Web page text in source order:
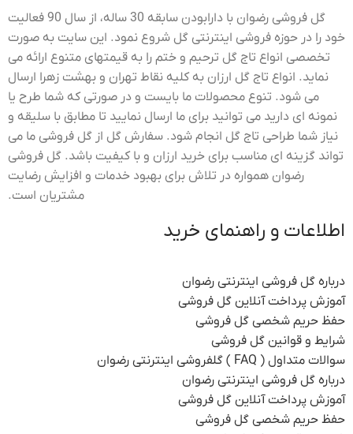
گل فروشی رضوان با دارابودن سابقه 30 ساله، از سال 90 فعالیت
خود را در حوزه فروشی اینترنتی گل شروع نمود. این سایت به صورت
تخصصی انواع تاج گل ترحیم و ختم را به قیمتهای متنوع ارائه می
نماید. انواع تاج گل ارزان به کلیه نقاط تهران و بهشت زهرا ارسال
می شود. تنوع محصولات ما بایست و در صورتی که شما طرح یا
نمونه ای دارید می توانید برای ما ارسال نمایید تا مطابق با سلیقه و
نیاز شما طراحی تاج گل انجام شود. سفارش گل از گل فروشی ما می
تواند گزینه ای مناسب برای خرید ارزان و با کیفیت باشد. گل فروشی
رضوان همواره در تلاش برای بهبود خدمات و افزایش رضایت
مشتریان است.
اطلاعات و راهنمای خرید
درباره گل فروشی اینترنتی رضوان
آموزش پرداخت آنلاین گل فروشی
حفظ حریم شخصی گل فروشی
شرایط و قوانین گل فروشی
سوالات متداول ( FAQ ) گلفروشی اینترنتی رضوان
درباره گل فروشی اینترنتی رضوان
آموزش پرداخت آنلاین گل فروشی
حفظ حریم شخصی گل فروشی